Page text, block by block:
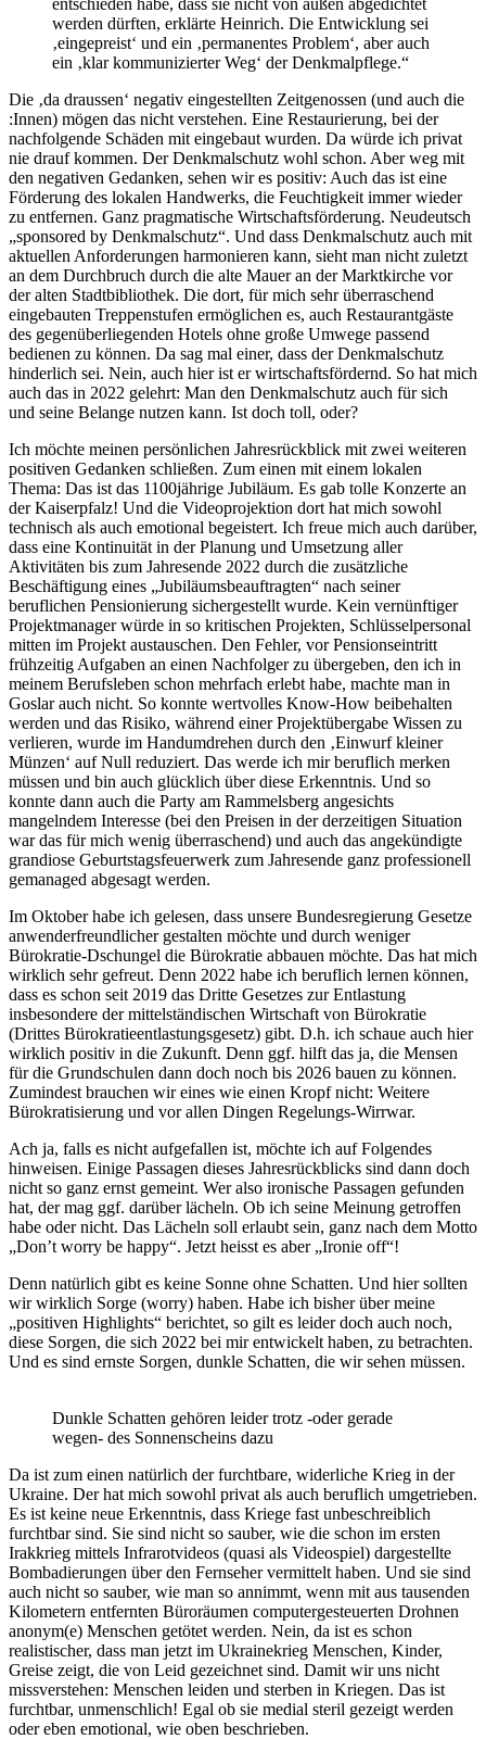
werden dürften, erklärte Heinrich. Die Entwicklung sei
‚eingepreist‘ und ein ‚permanentes Problem‘, aber auch
ein ‚klar kommunizierter Weg‘ der Denkmalpflege.“
Die ‚da draussen‘ negativ eingestellten Zeitgenossen (und auch die
:Innen) mögen das nicht verstehen. Eine Restaurierung, bei der
nachfolgende Schäden mit eingebaut wurden. Da würde ich privat
nie drauf kommen. Der Denkmalschutz wohl schon. Aber weg mit
den negativen Gedanken, sehen wir es positiv: Auch das ist eine
Förderung des lokalen Handwerks, die Feuchtigkeit immer wieder
zu entfernen. Ganz pragmatische Wirtschaftsförderung. Neudeutsch
„sponsored by Denkmalschutz“. Und dass Denkmalschutz auch mit
aktuellen Anforderungen harmonieren kann, sieht man nicht zuletzt
an dem Durchbruch durch die alte Mauer an der Marktkirche vor
der alten Stadtbibliothek. Die dort, für mich sehr überraschend
eingebauten Treppenstufen ermöglichen es, auch Restaurantgäste
des gegenüberliegenden Hotels ohne große Umwege passend
bedienen zu können. Da sag mal einer, dass der Denkmalschutz
hinderlich sei. Nein, auch hier ist er wirtschaftsfördernd. So hat mich
auch das in 2022 gelehrt: Man den Denkmalschutz auch für sich
und seine Belange nutzen kann. Ist doch toll, oder?
Ich möchte meinen persönlichen Jahresrückblick mit zwei weiteren
positiven Gedanken schließen. Zum einen mit einem lokalen
Thema: Das ist das 1100jährige Jubiläum. Es gab tolle Konzerte an
der Kaiserpfalz! Und die Videoprojektion dort hat mich sowohl
technisch als auch emotional begeistert. Ich freue mich auch darüber,
dass eine Kontinuität in der Planung und Umsetzung aller
Aktivitäten bis zum Jahresende 2022 durch die zusätzliche
Beschäftigung eines „Jubiläumsbeauftragten“ nach seiner
beruflichen Pensionierung sichergestellt wurde. Kein vernünftiger
Projektmanager würde in so kritischen Projekten, Schlüsselpersonal
mitten im Projekt austauschen. Den Fehler, vor Pensionseintritt
frühzeitig Aufgaben an einen Nachfolger zu übergeben, den ich in
meinem Berufsleben schon mehrfach erlebt habe, machte man in
Goslar auch nicht. So konnte wertvolles Know-How beibehalten
werden und das Risiko, während einer Projektübergabe Wissen zu
verlieren, wurde im Handumdrehen durch den ‚Einwurf kleiner
Münzen‘ auf Null reduziert. Das werde ich mir beruflich merken
müssen und bin auch glücklich über diese Erkenntnis. Und so
konnte dann auch die Party am Rammelsberg angesichts
mangelndem Interesse (bei den Preisen in der derzeitigen Situation
war das für mich wenig überraschend) und auch das angekündigte
grandiose Geburtstagsfeuerwerk zum Jahresende ganz professionell
gemanaged abgesagt werden.
Im Oktober habe ich gelesen, dass unsere Bundesregierung Gesetze
anwenderfreundlicher gestalten möchte und durch weniger
Bürokratie-Dschungel die Bürokratie abbauen möchte. Das hat mich
wirklich sehr gefreut. Denn 2022 habe ich beruflich lernen können,
dass es schon seit 2019 das Dritte Gesetzes zur Entlastung
insbesondere der mittelständischen Wirtschaft von Bürokratie
(Drittes Bürokratieentlastungsgesetz) gibt. D.h. ich schaue auch hier
wirklich positiv in die Zukunft. Denn ggf. hilft das ja, die Mensen
für die Grundschulen dann doch noch bis 2026 bauen zu können.
Zumindest brauchen wir eines wie einen Kropf nicht: Weitere
Bürokratisierung und vor allen Dingen Regelungs-Wirrwar.
Ach ja, falls es nicht aufgefallen ist, möchte ich auf Folgendes
hinweisen. Einige Passagen dieses Jahresrückblicks sind dann doch
nicht so ganz ernst gemeint. Wer also ironische Passagen gefunden
hat, der mag ggf. darüber lächeln. Ob ich seine Meinung getroffen
habe oder nicht. Das Lächeln soll erlaubt sein, ganz nach dem Motto
„Don’t worry be happy“. Jetzt heisst es aber „Ironie off“!
Denn natürlich gibt es keine Sonne ohne Schatten. Und hier sollten
wir wirklich Sorge (worry) haben. Habe ich bisher über meine
„positiven Highlights“ berichtet, so gilt es leider doch auch noch,
diese Sorgen, die sich 2022 bei mir entwickelt haben, zu betrachten.
Und es sind ernste Sorgen, dunkle Schatten, die wir sehen müssen.
Dunkle Schatten gehören leider trotz -oder gerade
wegen- des Sonnenscheins dazu
Da ist zum einen natürlich der furchtbare, widerliche Krieg in der
Ukraine. Der hat mich sowohl privat als auch beruflich umgetrieben.
Es ist keine neue Erkenntnis, dass Kriege fast unbeschreiblich
furchtbar sind. Sie sind nicht so sauber, wie die schon im ersten
Irakkrieg mittels Infrarotvideos (quasi als Videospiel) dargestellte
Bombadierungen über den Fernseher vermittelt haben. Und sie sind
auch nicht so sauber, wie man so annimmt, wenn mit aus tausenden
Kilometern entfernten Büroräumen computergesteuerten Drohnen
anonym(e) Menschen getötet werden. Nein, da ist es schon
realistischer, dass man jetzt im Ukrainekrieg Menschen, Kinder,
Greise zeigt, die von Leid gezeichnet sind. Damit wir uns nicht
missverstehen: Menschen leiden und sterben in Kriegen. Das ist
furchtbar, unmenschlich! Egal ob sie medial steril gezeigt werden
oder eben emotional, wie oben beschrieben.